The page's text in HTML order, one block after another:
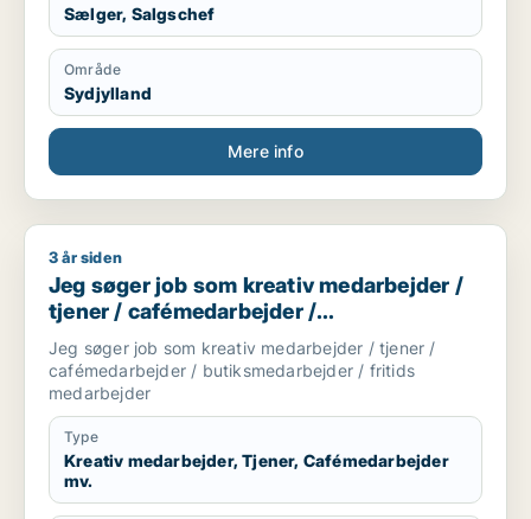
Sælger, Salgschef
Område
Sydjylland
Mere info
Jeg søger job som kreativ medarbejder / tjener /
3 år siden
Jeg søger job som kreativ medarbejder /
tjener / cafémedarbejder /
butiksmedarbejder / fritids medarbejder
Jeg søger job som kreativ medarbejder / tjener /
cafémedarbejder / butiksmedarbejder / fritids
medarbejder
Type
Kreativ medarbejder, Tjener, Cafémedarbejder
mv.